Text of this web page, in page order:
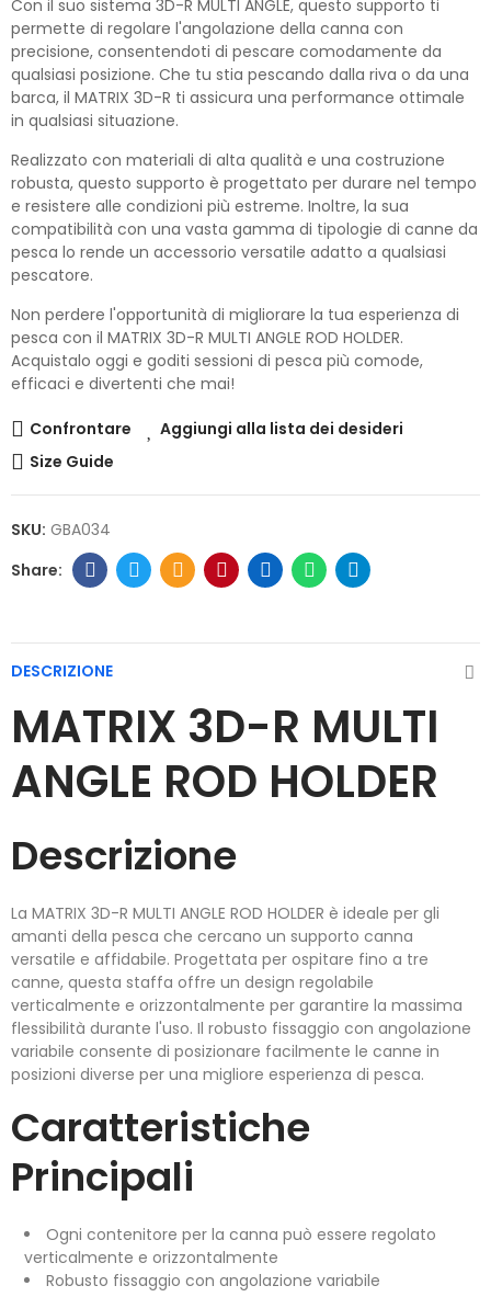
Con il suo sistema 3D-R MULTI ANGLE, questo supporto ti
permette di regolare l'angolazione della canna con
precisione, consentendoti di pescare comodamente da
qualsiasi posizione. Che tu stia pescando dalla riva o da una
barca, il MATRIX 3D-R ti assicura una performance ottimale
in qualsiasi situazione.
Realizzato con materiali di alta qualità e una costruzione
robusta, questo supporto è progettato per durare nel tempo
e resistere alle condizioni più estreme. Inoltre, la sua
compatibilità con una vasta gamma di tipologie di canne da
pesca lo rende un accessorio versatile adatto a qualsiasi
pescatore.
Non perdere l'opportunità di migliorare la tua esperienza di
pesca con il MATRIX 3D-R MULTI ANGLE ROD HOLDER.
Acquistalo oggi e goditi sessioni di pesca più comode,
efficaci e divertenti che mai!
Confrontare
Aggiungi alla lista dei desideri
Size Guide
SKU: GBA034
DESCRIZIONE
MATRIX 3D-R MULTI
ANGLE ROD HOLDER
Descrizione
La MATRIX 3D-R MULTI ANGLE ROD HOLDER è ideale per gli
amanti della pesca che cercano un supporto canna
versatile e affidabile. Progettata per ospitare fino a tre
canne, questa staffa offre un design regolabile
verticalmente e orizzontalmente per garantire la massima
flessibilità durante l'uso. Il robusto fissaggio con angolazione
variabile consente di posizionare facilmente le canne in
posizioni diverse per una migliore esperienza di pesca.
Caratteristiche
Principali
Ogni contenitore per la canna può essere regolato
verticalmente e orizzontalmente
Robusto fissaggio con angolazione variabile